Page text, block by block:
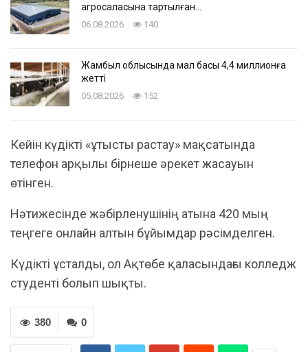
агросаласына тартылған…
06.08.2026 140
Жамбыл облысында мал басы 4,4 миллионға
жетті
05.08.2026 152
Кейін күдікті «ұтысты растау» мақсатында
телефон арқылы бірнеше әрекет жасауын
өтінген.
Нәтижесінде жәбірленушінің атына 420 мың
теңгеге онлайн алтын бұйымдар рәсімделген.
Күдікті ұсталды, ол Ақтөбе қаласындағы колледж
студенті болып шықты.
0
380